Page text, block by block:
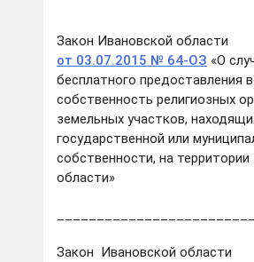
Закон Ивановской области
от 03.07.2015 № 64-ОЗ «О
бесплатного предоставления в
собственность религиозных
земельных участков,
государственной или
собственности, на
области»
Закон Ивановской области